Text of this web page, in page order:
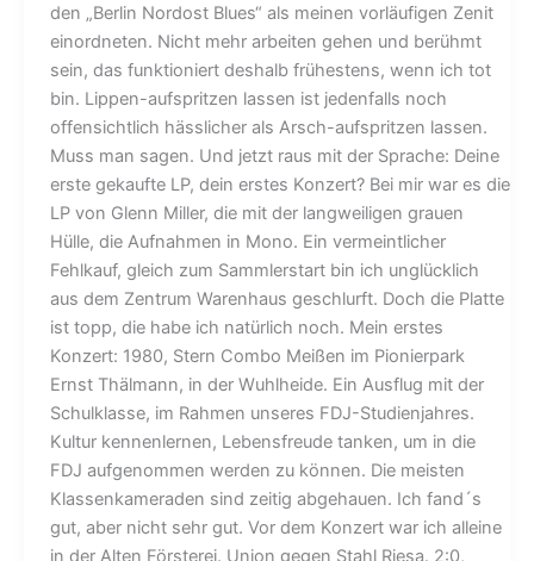
den „Berlin Nordost Blues“ als meinen vorläufigen Zenit
einordneten. Nicht mehr arbeiten gehen und berühmt
sein, das funktioniert deshalb frühestens, wenn ich tot
bin. Lippen-aufspritzen lassen ist jedenfalls noch
offensichtlich hässlicher als Arsch-aufspritzen lassen.
Muss man sagen. Und jetzt raus mit der Sprache: Deine
erste gekaufte LP, dein erstes Konzert? Bei mir war es die
LP von Glenn Miller, die mit der langweiligen grauen
Hülle, die Aufnahmen in Mono. Ein vermeintlicher
Fehlkauf, gleich zum Sammlerstart bin ich unglücklich
aus dem Zentrum Warenhaus geschlurft. Doch die Platte
ist topp, die habe ich natürlich noch. Mein erstes
Konzert: 1980, Stern Combo Meißen im Pionierpark
Ernst Thälmann, in der Wuhlheide. Ein Ausflug mit der
Schulklasse, im Rahmen unseres FDJ-Studienjahres.
Kultur kennenlernen, Lebensfreude tanken, um in die
FDJ aufgenommen werden zu können. Die meisten
Klassenkameraden sind zeitig abgehauen. Ich fand´s
gut, aber nicht sehr gut. Vor dem Konzert war ich alleine
in der Alten Försterei. Union gegen Stahl Riesa. 2:0,